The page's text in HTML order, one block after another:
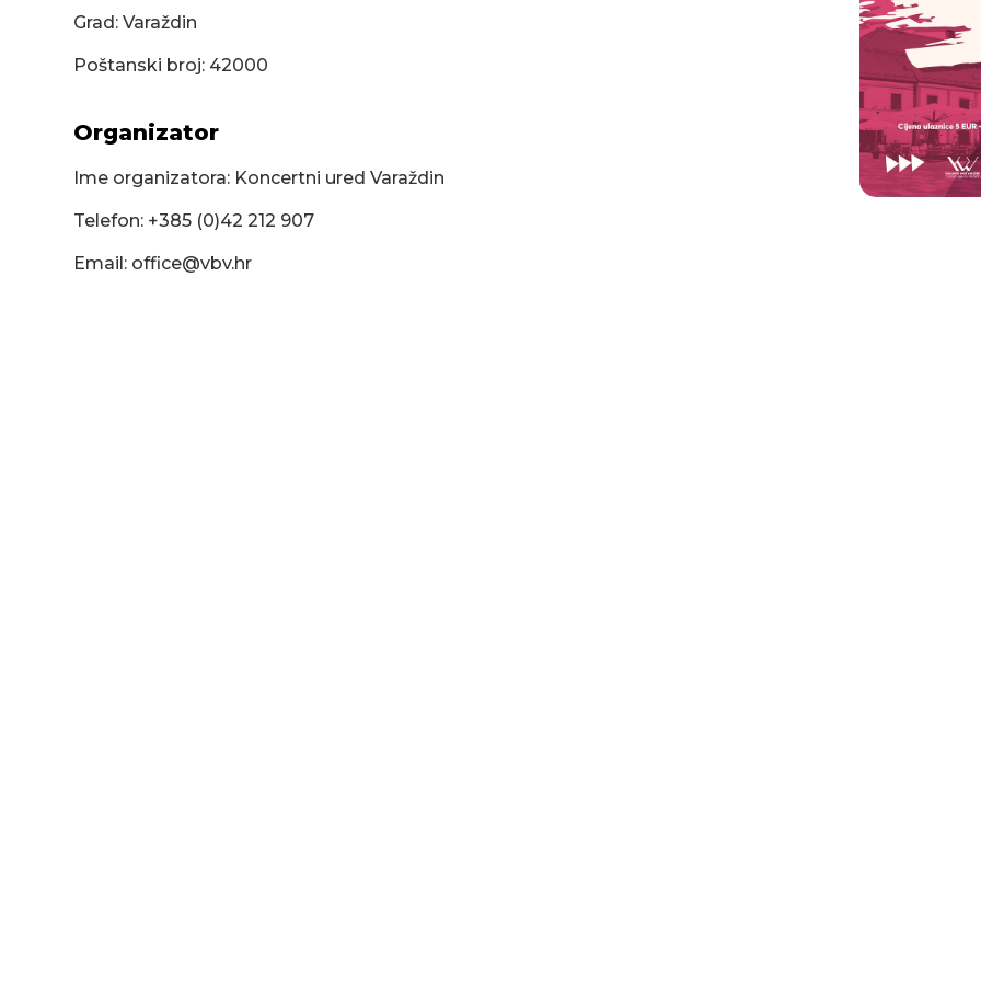
Grad: Varaždin
Poštanski broj: 42000
Organizator
Ime organizatora: Koncertni ured Varaždin
Telefon: +385 (0)42 212 907
Email: office@vbv.hr